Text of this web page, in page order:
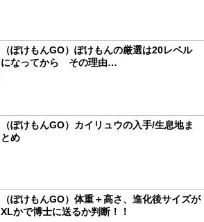
（ぽけもんGO）ぽけもんの厳選は20レベル
になってから その理由…
（ぽけもんGO）カイリュウの入手/生息地ま
とめ
（ぽけもんGO）体重＋高さ、進化後サイズが
XLかで博士に送るか判断！！